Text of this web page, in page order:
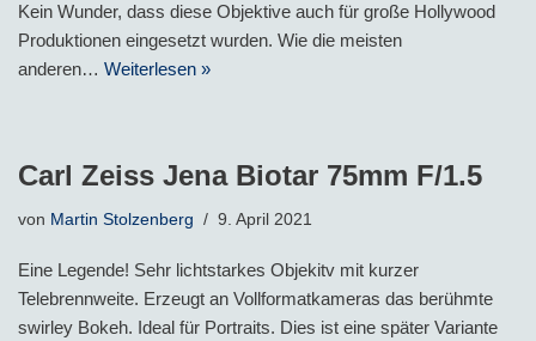
Kein Wunder, dass diese Objektive auch für große Hollywood
Produktionen eingesetzt wurden. Wie die meisten
anderen… Weiterlesen »
Carl Zeiss Jena Biotar 75mm F/1.5
von Martin Stolzenberg 9. April 2021
Eine Legende! Sehr lichtstarkes Objekitv mit kurzer
Telebrennweite. Erzeugt an Vollformatkameras das berühmte
swirley Bokeh. Ideal für Portraits. Dies ist eine später Variante